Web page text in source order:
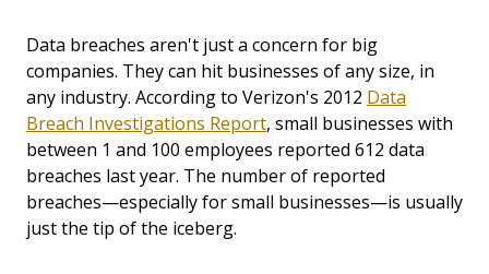
Data breaches aren't just a concern for big
companies. They can hit businesses of any size, in
any industry. According to Verizon's 2012 Data
Breach Investigations Report, small businesses with
between 1 and 100 employees reported 612 data
breaches last year. The number of reported
breaches—especially for small businesses—is usually
just the tip of the iceberg.